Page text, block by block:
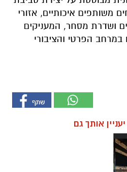
משותפים איכותיים, אזורי
ושדרת מסחר, המעניקים
במרחב הפרטי והציבורי
אותך גם